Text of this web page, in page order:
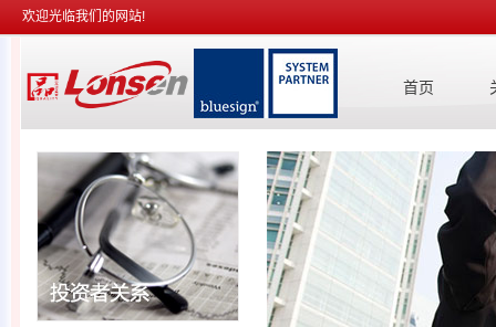
欢迎光临我们的网站!
首页